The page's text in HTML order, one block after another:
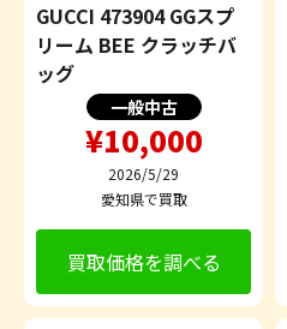
GUCCI 473904 GGスプ
リーム BEE クラッチバ
ッグ
一般中古
¥10,000
2026/5/29
愛知県で買取
買取価格を調べる